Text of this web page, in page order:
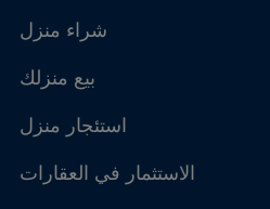
شراء منزل
بيع منزلك
استئجار منزل
الاستثمار في العقارات